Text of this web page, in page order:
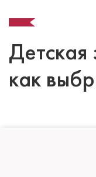
Детская
как